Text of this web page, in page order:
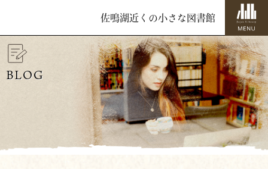
佐鳴湖近くの小さな図書館
BLOG